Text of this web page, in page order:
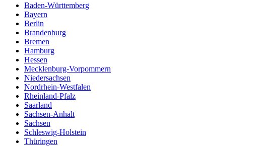
Baden-Württemberg
Bayern
Berlin
Brandenburg
Bremen
Hamburg
Hessen
Mecklenburg-Vorpommern
Niedersachsen
Nordrhein-Westfalen
Rheinland-Pfalz
Saarland
Sachsen-Anhalt
Sachsen
Schleswig-Holstein
Thüringen